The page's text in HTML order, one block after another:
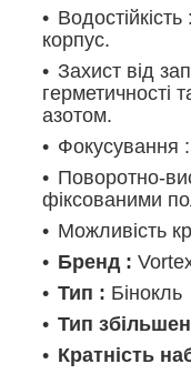
корпус.
Захист від
герметичності
азотом.
Фокусування
Поворотно-
фіксованими
Можливість
Бренд :
Тип : Бінокль
Тип
Кратність